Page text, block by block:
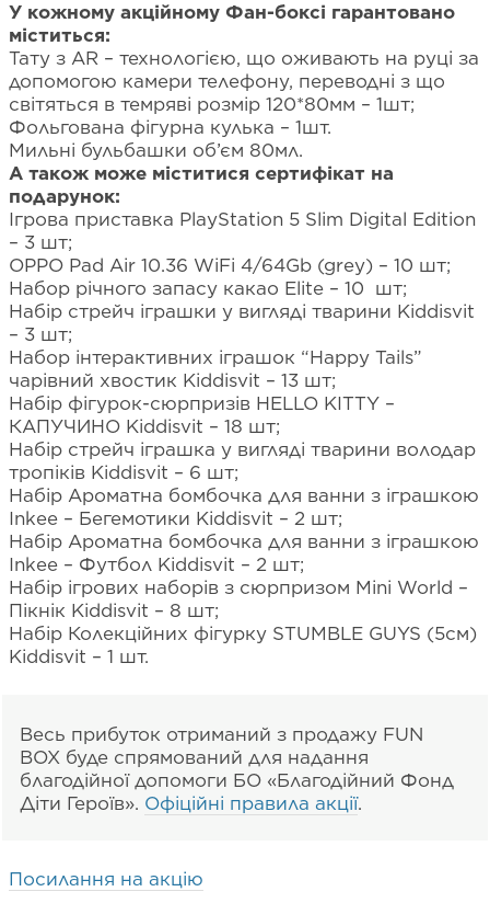
У кожному акційному Фан-боксі гарантовано
міститься:
Тату з AR – технологією, що оживають на руці за
допомогою камери телефону, переводні з що
світяться в темряві розмір 120*80мм – 1шт;
Фольгована фігурна кулька – 1шт.
Мильні бульбашки об’єм 80мл.
А також може міститися сертифікат на
подарунок:
Ігрова приставка PlayStation 5 Slim Digital Edition
– 3 шт;
ОPPO Pad Air 10.36 WiFi 4/64Gb (grey) – 10 шт;
Набор річного запасу какао Elite – 10 шт;
Набір стрейч іграшки у вигляді тварини Kiddisvit
– 3 шт;
Набор інтерактивних іграшок “Happy Tails”
чарівний хвостик Kiddisvit – 13 шт;
Набір фігурок-сюрпризів HELLO KITTY –
КАПУЧИНО Kiddisvit – 18 шт;
Набір стрейч іграшка у вигляді тварини володар
тропіків Kiddisvit – 6 шт;
Набір Ароматна бомбочка для ванни з іграшкою
Inkee – Бегемотики Kiddisvit – 2 шт;
Набір Ароматна бомбочка для ванни з іграшкою
Inkee – Футбол Kiddisvit – 2 шт;
Набір ігрових наборів з сюрпризом Mini World –
Пікнік Kiddisvit – 8 шт;
Набір Колекційних фігурку STUMBLE GUYS (5см)
Kiddisvit – 1 шт.
Весь прибуток отриманий з продажу FUN
BOX буде спрямований для надання
благодійної допомоги БО «Благодійний Фонд
Діти Героїв». Офіційні правила акції.
Посилання на акцію